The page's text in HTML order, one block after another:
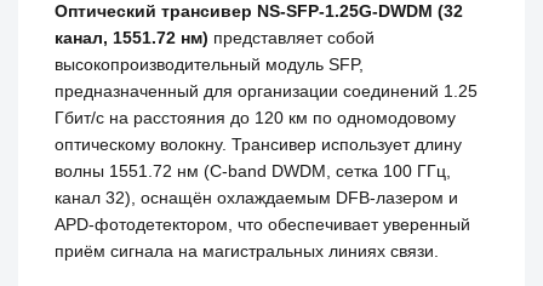
Оптический трансивер NS-SFP-1.25G-DWDM (32
канал, 1551.72 нм) представляет собой
высокопроизводительный модуль SFP,
предназначенный для организации соединений 1.25
Гбит/с на расстояния до 120 км по одномодовому
оптическому волокну. Трансивер использует длину
волны 1551.72 нм (C-band DWDM, сетка 100 ГГц,
канал 32), оснащён охлаждаемым DFB-лазером и
APD-фотодетектором, что обеспечивает уверенный
приём сигнала на магистральных линиях связи.